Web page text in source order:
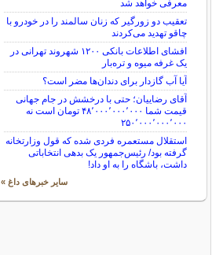
معرفی خواهد شد
تعقیب دو زورگیر که زنان سالمند را در خودرو با
چاقو تهدید می‌کردند
افشای اطلاعات بانکی ۱۲۰۰ شهروند تهرانی در
یک غرفه میوه و تره‌بار
آیا آب گازدار برای دندان‌ها مضر است؟
آقای رضاییان؛ حتی با درخشش در جام جهانی
قیمت شما ۴۸٬۰۰۰٬۰۰۰٬۰۰۰ تومان است نه
۲۵۰٬۰۰۰٬۰۰۰٬۰۰۰
استقلال مستعمره فردی شده که قول وزارتخانه
گرفته بود/ رئیس‌جمهور یک بدهی انتخاباتی
داشت، باشگاه را به او داد!
سایر خبرهای داغ »